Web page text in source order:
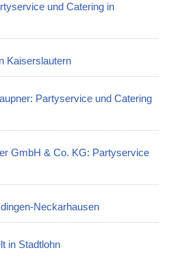
und Catering in
Kaiserslautern
Partyservice und Catering
GmbH & Co. KG: Partyservice
Neckarhausen
in Stadtlohn